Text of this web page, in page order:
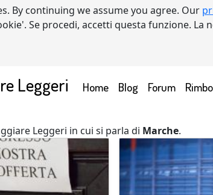
By continuing we assume you agree. Our
Se procedi, accetti questa funzione. La
Leggeri Home(current)
Blog Forum
Leggeri in cui si parla di Marche.